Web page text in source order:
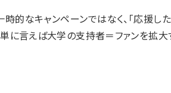
的なキャンペーンではなく、「応援し
に言えば大学の支持者＝ファンを拡